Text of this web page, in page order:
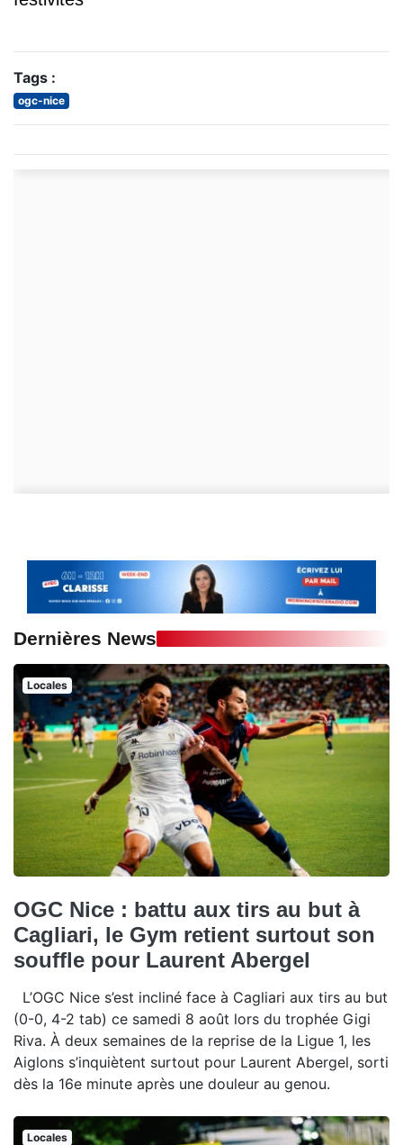
Tags :
ogc-nice
Dernières News
Locales
OGC Nice : battu aux tirs au but à
Cagliari, le Gym retient surtout son
souffle pour Laurent Abergel
L’OGC Nice s’est incliné face à Cagliari aux tirs au but
(0-0, 4-2 tab) ce samedi 8 août lors du trophée Gigi
Riva. À deux semaines de la reprise de la Ligue 1, les
Aiglons s’inquiètent surtout pour Laurent Abergel, sorti
dès la 16e minute après une douleur au genou.
Locales